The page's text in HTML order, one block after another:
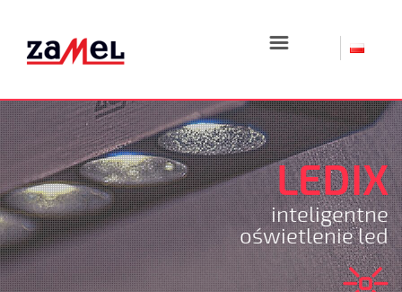
☰
LEDIX
inteligentne
oświetlenie led